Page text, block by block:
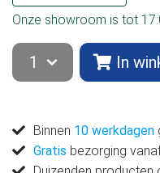
Onze showroom is tot
In
Binnen 10 werkdagen
Gratis bezorging